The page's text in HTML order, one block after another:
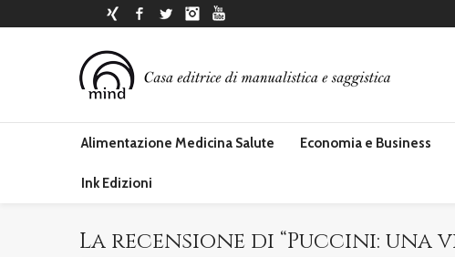
Xing Facebook
Twitter Instagram
Alimentazione Medicina Salute Economia e Business
Ink Edizioni
La recensione di “Puccini: una